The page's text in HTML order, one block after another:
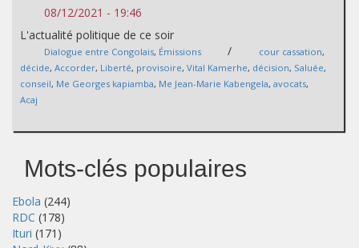
08/12/2021 - 19:46
L'actualité politique de ce soir
Dialogue entre Congolais, Émissions / cour cassation,
décide, Accorder, Liberté, provisoire, Vital Kamerhe, décision, Saluée,
conseil, Me Georges kapiamba, Me Jean-Marie Kabengela, avocats,
Acaj
Mots-clés populaires
Ebola (244)
RDC (178)
Ituri (171)